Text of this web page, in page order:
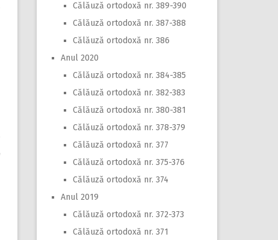
Călăuză ortodoxă nr. 389-390
Călăuză ortodoxă nr. 387-388
Călăuză ortodoxă nr. 386
Anul 2020
Călăuză ortodoxă nr. 384-385
Călăuză ortodoxă nr. 382-383
Călăuză ortodoxă nr. 380-381
Călăuză ortodoxă nr. 378-379
Călăuză ortodoxă nr. 377
Călăuză ortodoxă nr. 375-376
Călăuză ortodoxă nr. 374
Anul 2019
Călăuză ortodoxă nr. 372-373
Călăuză ortodoxă nr. 371